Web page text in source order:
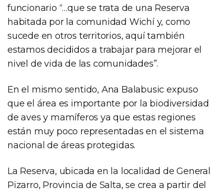
funcionario “…que se trata de una Reserva
habitada por la comunidad Wichí y, como
sucede en otros territorios, aquí también
estamos decididos a trabajar para mejorar el
nivel de vida de las comunidades”.
En el mismo sentido, Ana Balabusic expuso
que el área es importante por la biodiversidad
de aves y mamíferos ya que estas regiones
están muy poco representadas en el sistema
nacional de áreas protegidas.
La Reserva, ubicada en la localidad de General
Pizarro, Provincia de Salta, se crea a partir del